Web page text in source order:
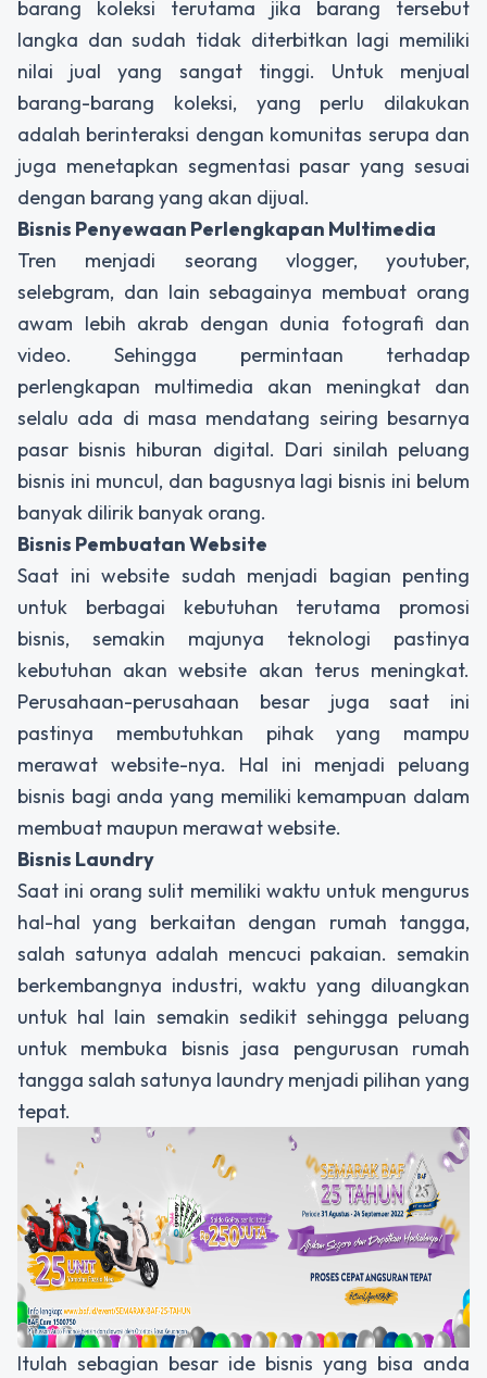
barang koleksi terutama jika barang tersebut
langka dan sudah tidak diterbitkan lagi memiliki
nilai jual yang sangat tinggi. Untuk menjual
barang-barang koleksi, yang perlu dilakukan
adalah berinteraksi dengan komunitas serupa dan
juga menetapkan segmentasi pasar yang sesuai
dengan barang yang akan dijual.
Bisnis Penyewaan Perlengkapan Multimedia
Tren menjadi seorang vlogger, youtuber,
selebgram, dan lain sebagainya membuat orang
awam lebih akrab dengan dunia fotografi dan
video. Sehingga permintaan terhadap
perlengkapan multimedia akan meningkat dan
selalu ada di masa mendatang seiring besarnya
pasar bisnis hiburan digital. Dari sinilah peluang
bisnis ini muncul, dan bagusnya lagi bisnis ini belum
banyak dilirik banyak orang.
Bisnis Pembuatan Website
Saat ini website sudah menjadi bagian penting
untuk berbagai kebutuhan terutama promosi
bisnis, semakin majunya teknologi pastinya
kebutuhan akan website akan terus meningkat.
Perusahaan-perusahaan besar juga saat ini
pastinya membutuhkan pihak yang mampu
merawat website-nya. Hal ini menjadi peluang
bisnis bagi anda yang memiliki kemampuan dalam
membuat maupun merawat website.
Bisnis Laundry
Saat ini orang sulit memiliki waktu untuk mengurus
hal-hal yang berkaitan dengan rumah tangga,
salah satunya adalah mencuci pakaian. semakin
berkembangnya industri, waktu yang diluangkan
untuk hal lain semakin sedikit sehingga peluang
untuk membuka bisnis jasa pengurusan rumah
tangga salah satunya laundry menjadi pilihan yang
tepat.
Itulah sebagian besar ide bisnis yang bisa anda